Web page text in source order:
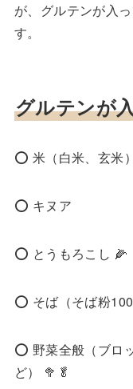
が、グルテンが入
す。
グルテンが
⭕️ 米（白米、玄米
⭕️ キヌア
⭕️ とうもろこし 🌽
⭕️ そば（そば粉
⭕️ 野菜全般（ブロ
ど） 🥦🥬